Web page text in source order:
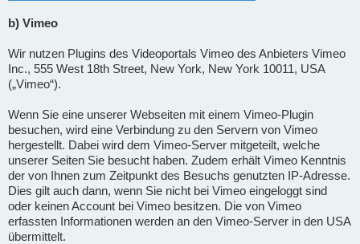
b) Vimeo
Wir nutzen Plugins des Videoportals Vimeo des Anbieters Vimeo
Inc., 555 West 18th Street, New York, New York 10011, USA
(„Vimeo“).
Wenn Sie eine unserer Webseiten mit einem Vimeo-Plugin
besuchen, wird eine Verbindung zu den Servern von Vimeo
hergestellt. Dabei wird dem Vimeo-Server mitgeteilt, welche
unserer Seiten Sie besucht haben. Zudem erhält Vimeo Kenntnis
der von Ihnen zum Zeitpunkt des Besuchs genutzten IP-Adresse.
Dies gilt auch dann, wenn Sie nicht bei Vimeo eingeloggt sind
oder keinen Account bei Vimeo besitzen. Die von Vimeo
erfassten Informationen werden an den Vimeo-Server in den USA
übermittelt.